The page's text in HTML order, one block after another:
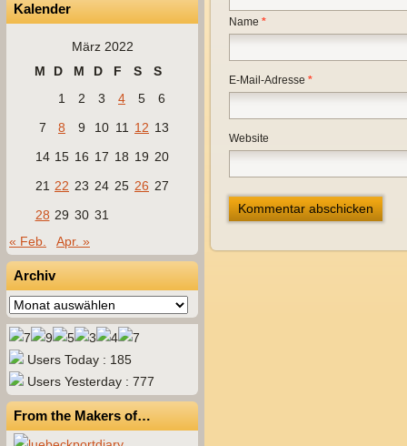
Kalender
März 2022
M
D M D F S
S
1
2 3 4 5
6
7
8 9 10 11 12 13
14 15 16 17 18 19 20
21 22 23 24 25 26 27
28 29 30 31
« Feb.
Apr. »
Archiv
Archiv
Users Today : 185
Users Yesterday : 777
From the Makers of…
Name *
E-Mail-Adresse *
Website